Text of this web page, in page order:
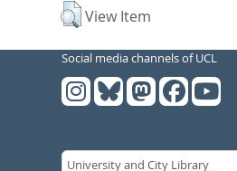
View Item
Social media channels of UCL